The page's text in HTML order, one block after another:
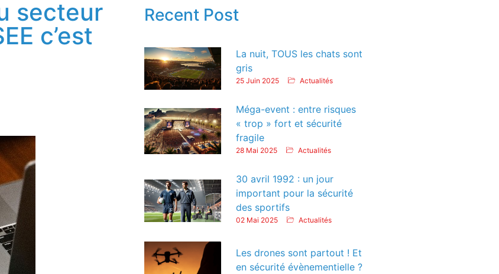
secteur
c’est
Recent Post
La nuit, TOUS les chats sont
gris
25 Juin 2025 Actualités
Méga-event : entre risques
« trop » fort et sécurité
fragile
28 Mai 2025 Actualités
30 avril 1992 : un jour
important pour la sécurité
des sportifs
02 Mai 2025 Actualités
Les drones sont partout ! Et
en sécurité évènementielle ?